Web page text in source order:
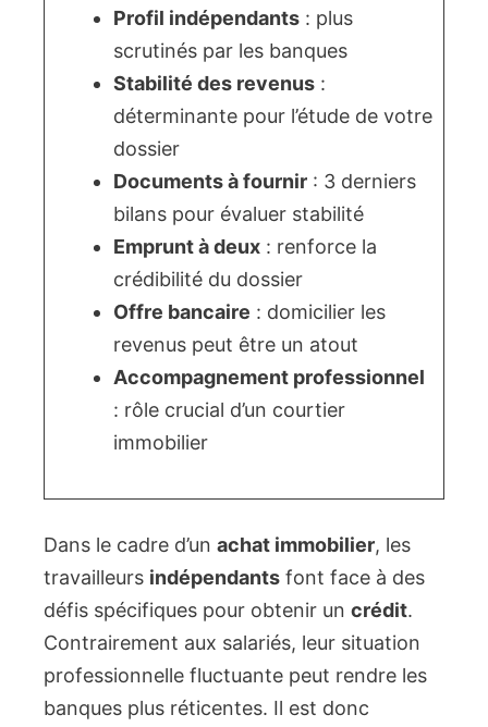
Profil indépendants : plus
scrutinés par les banques
Stabilité des revenus :
déterminante pour l’étude de votre
dossier
Documents à fournir : 3 derniers
bilans pour évaluer stabilité
Emprunt à deux : renforce la
crédibilité du dossier
Offre bancaire : domicilier les
revenus peut être un atout
Accompagnement professionnel
: rôle crucial d’un courtier
immobilier
Dans le cadre d’un achat immobilier, les
travailleurs indépendants font face à des
défis spécifiques pour obtenir un crédit.
Contrairement aux salariés, leur situation
professionnelle fluctuante peut rendre les
banques plus réticentes. Il est donc